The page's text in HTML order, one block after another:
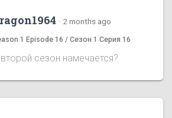
· 2 months ago
1 Episode 16 / Сезон 1 Серия 16
сезон намечается?